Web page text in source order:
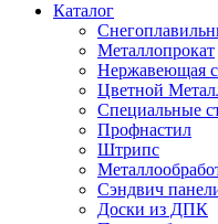
Каталог
Металлопрокат
Нержавеющая
Цветной
Специальные
Профнастил
Штрипс
Сэндвич
Доски из ДПК